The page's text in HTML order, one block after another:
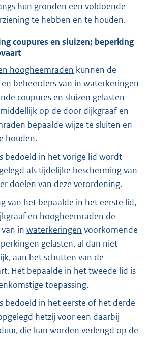
hun gronden een voldoende
te hebben en te houden.
coupures en sluizen; beperking
hoogheemraden kunnen de
en beheerders van in waterkeringen
coupures en sluizen gelasten
op de door dijkgraaf en
bepaalde wijze te sluiten en
houden.
bedoeld in het vorige lid wordt
als tijdelijke bescherming van
doelen van deze verordening.
van het bepaalde in het eerste lid,
en hoogheemraden de
in waterkeringen voorkomende
gelasten, al dan niet
aan het schutten van de
Het bepaalde in het tweede lid is
toepassing.
bedoeld in het eerste of het derde
hetzij voor een daarbij
die kan worden verlengd op de